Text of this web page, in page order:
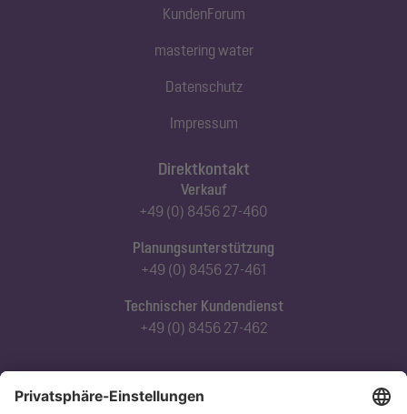
Direktkontakt
Verkauf
+49 (0) 8456 27-460
Planungsunterstützung
+49 (0) 8456 27-461
Technischer Kundendienst
+49 (0) 8456 27-462
Abonnieren Sie unseren Newsletter
KundenForum
mastering water
Datenschutz
Impressum